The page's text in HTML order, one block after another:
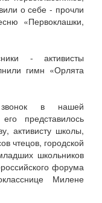
о себе - прочли
«Первоклашки,
- активисты
гимн «Орлята
в нашей
представилось
активисту школы,
чтецов, городской
школьников
форума
Милене